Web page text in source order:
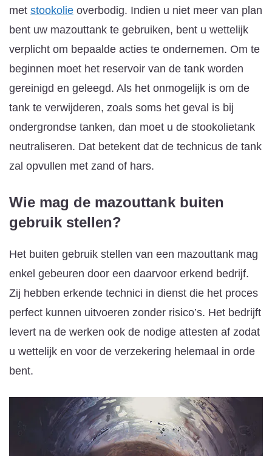
met stookolie overbodig. Indien u niet meer van plan
bent uw mazouttank te gebruiken, bent u wettelijk
verplicht om bepaalde acties te ondernemen. Om te
beginnen moet het reservoir van de tank worden
gereinigd en geleegd. Als het onmogelijk is om de
tank te verwijderen, zoals soms het geval is bij
ondergrondse tanken, dan moet u de stookolietank
neutraliseren. Dat betekent dat de technicus de tank
zal opvullen met zand of hars.
Wie mag de mazouttank buiten
gebruik stellen?
Het buiten gebruik stellen van een mazouttank mag
enkel gebeuren door een daarvoor erkend bedrijf.
Zij hebben erkende technici in dienst die het proces
perfect kunnen uitvoeren zonder risico’s. Het bedrijft
levert na de werken ook de nodige attesten af zodat
u wettelijk en voor de verzekering helemaal in orde
bent.